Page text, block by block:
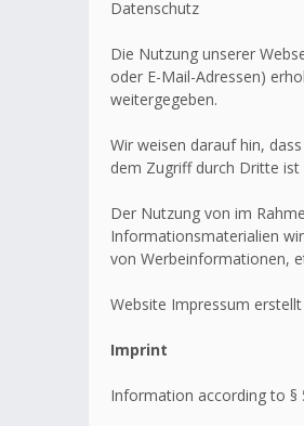
Datenschutz
Die Nutzung unserer
oder E-Mail-Adressen)
weitergegeben.
Wir weisen darauf hin,
dem Zugriff durch Dritte ist
Der Nutzung von im
Informationsmaterialien
von Werbeinformationen,
Website Impressum
Imprint
Information according to §